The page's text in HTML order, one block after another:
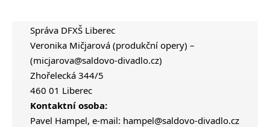
Správa DFXŠ Liberec
Veronika Mičjarová (produkční opery) –
(micjarova@saldovo-divadlo.cz)
Zhořelecká 344/5
460 01 Liberec
Kontaktní osoba:
Pavel Hampel, e-mail: hampel@saldovo-divadlo.cz